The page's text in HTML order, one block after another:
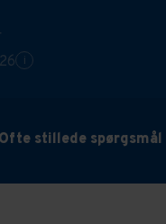
i
Ofte stillede spørgsmål